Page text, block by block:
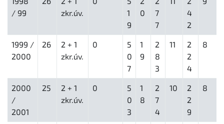
/ 99
zkr.úv.
1
9
0
7
7
4
2
1999 /
2000
26
2 + 1
zkr.úv.
0
5
0
7
1
9
2
8
3
11
2
2
4
8
2000
/
2001
25
2 + 1
zkr.úv.
0
5
0
3
1
8
2
7
4
10
2
2
9
8